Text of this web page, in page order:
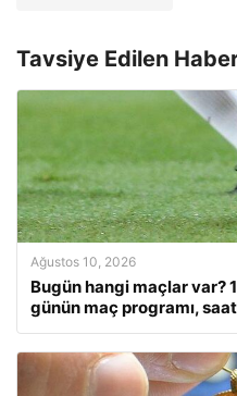
Tavsiye Edilen
Ağustos 10, 2026
Bugün hangi maçlar var?
günün maç programı,